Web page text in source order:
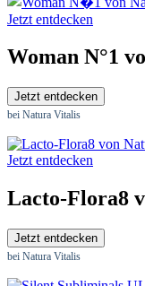
Jetzt entdecken
Woman N°1
Jetzt entdecken
bei Natura Vitalis
Jetzt entdecken
Lacto-Flora8
Jetzt entdecken
bei Natura Vitalis